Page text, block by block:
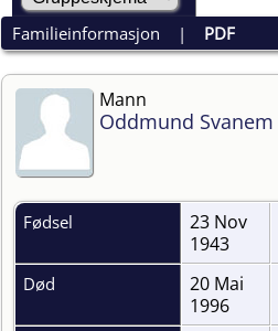
Familieinformasjon | PDF
Mann
Oddmund Svanem
Fødsel
23 Nov
1943
Død
20 Mai
1996